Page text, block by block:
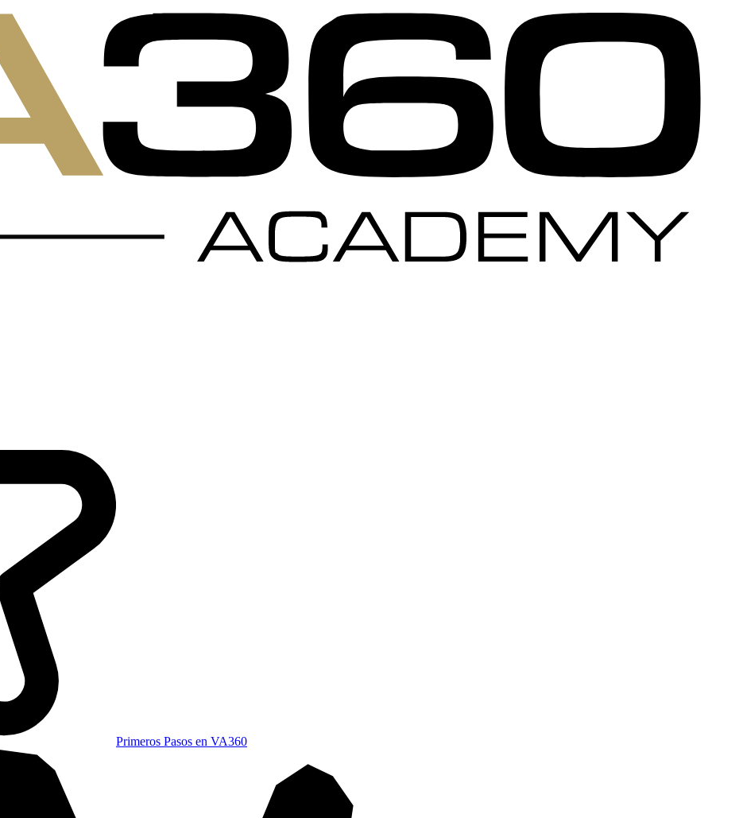
Primeros Pasos en VA360